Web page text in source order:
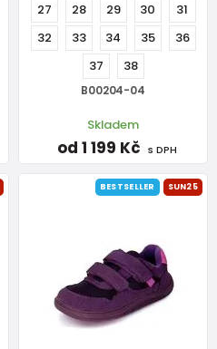
27 28 29 30
31
32
33 34 35
36
37
38
B00204-04
Skladem
od 1 199 Kč s DPH
BESTSELLER SUN25